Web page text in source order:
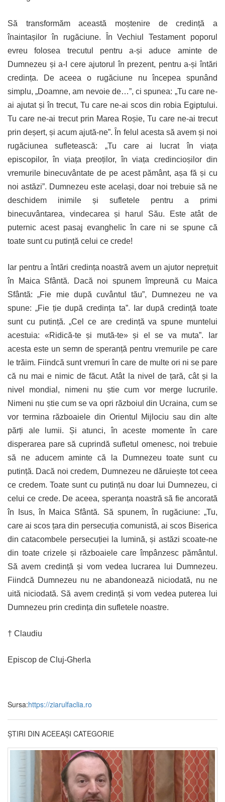
Să transformăm această moștenire de credință a
înaintașilor în rugăciune. În Vechiul Testament poporul
evreu folosea trecutul pentru a-și aduce aminte de
Dumnezeu și a-I cere ajutorul în prezent, pentru a-și întări
credința. De aceea o rugăciune nu începea spunând
simplu, „Doamne, am nevoie de…”, ci spunea: „Tu care ne-
ai ajutat și în trecut, Tu care ne-ai scos din robia Egiptului.
Tu care ne-ai trecut prin Marea Roșie, Tu care ne-ai trecut
prin deșert, și acum ajută-ne”. În felul acesta să avem și noi
rugăciunea sufletească: „Tu care ai lucrat în viața
episcopilor, în viața preoților, în viața credincioșilor din
vremurile binecuvântate de pe acest pământ, așa fă și cu
noi astăzi”. Dumnezeu este același, doar noi trebuie să ne
deschidem inimile și sufletele pentru a primi
binecuvântarea, vindecarea și harul Său. Este atât de
puternic acest pasaj evanghelic în care ni se spune că
toate sunt cu putință celui ce crede!
Iar pentru a întări credința noastră avem un ajutor neprețuit
în Maica Sfântă. Dacă noi spunem împreună cu Maica
Sfântă: „Fie mie după cuvântul tău”, Dumnezeu ne va
spune: „Fie ție după credința ta”. Iar după credință toate
sunt cu putință. „Cel ce are credință va spune muntelui
acestuia: «Ridică-te și mută-te» și el se va muta”. Iar
acesta este un semn de speranță pentru vremurile pe care
le trăim. Fiindcă sunt vremuri în care de multe ori ni se pare
că nu mai e nimic de făcut. Atât la nivel de țară, cât și la
nivel mondial, nimeni nu știe cum vor merge lucrurile.
Nimeni nu știe cum se va opri războiul din Ucraina, cum se
vor termina războaiele din Orientul Mijlociu sau din alte
părți ale lumii. Și atunci, în aceste momente în care
disperarea pare să cuprindă sufletul omenesc, noi trebuie
să ne aducem aminte că la Dumnezeu toate sunt cu
putință. Dacă noi credem, Dumnezeu ne dăruiește tot ceea
ce credem. Toate sunt cu putință nu doar lui Dumnezeu, ci
celui ce crede. De aceea, speranța noastră să fie ancorată
în Isus, în Maica Sfântă. Să spunem, în rugăciune: „Tu,
care ai scos țara din persecuția comunistă, ai scos Biserica
din catacombele persecuției la lumină, și astăzi scoate-ne
din toate crizele și războaiele care împânzesc pământul.
Să avem credință și vom vedea lucrarea lui Dumnezeu.
Fiindcă Dumnezeu nu ne abandonează niciodată, nu ne
uită niciodată. Să avem credință și vom vedea puterea lui
Dumnezeu prin credința din sufletele noastre.
† Claudiu
Episcop de Cluj-Gherla
Sursa:https://ziarulfaclia.ro
ȘTIRI DIN ACEEAȘI CATEGORIE